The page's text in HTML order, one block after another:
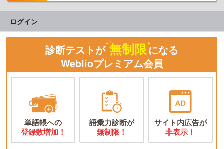
ログイン
診断テストが 無制限になる
Weblioプレミアム会員
単語帳への
登録数増加！
語彙力診断が
無制限！
サイト内広告が
非表示！